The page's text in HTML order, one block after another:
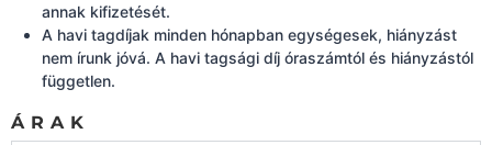
annak kifizetését.
A havi tagdíjak minden hónapban egységesek, hiányzást
nem írunk jóvá. A havi tagsági díj óraszámtól és hiányzástól
független.
ÁRAK